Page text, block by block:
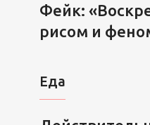
Фейк:
рисом и
Еда